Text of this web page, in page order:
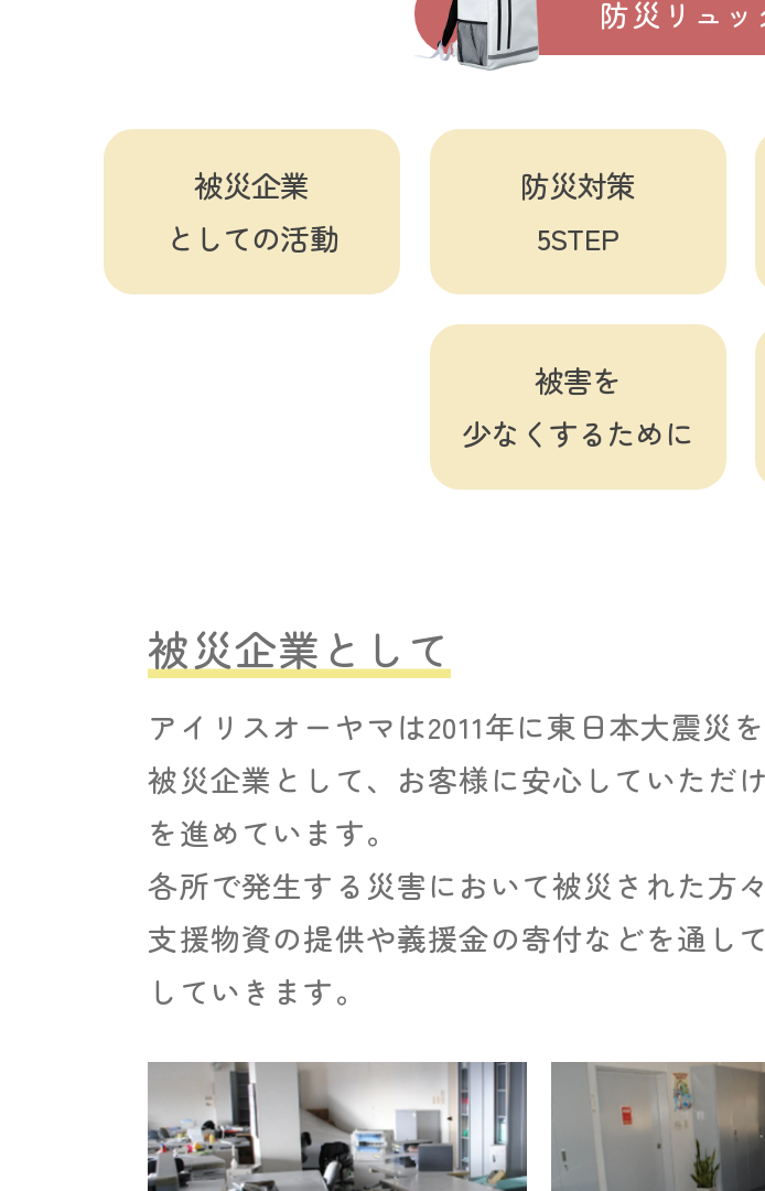
防災リュッ
被災企業
としての活動
防災対策
5STEP
被害を
少なくするために
被災企業として
アイリスオーヤマは2011年に東日本大震災
被災企業として、お客様に安心していただ
を進めています。
各所で発生する災害において被災された方
支援物資の提供や義援金の寄付などを通し
していきます。